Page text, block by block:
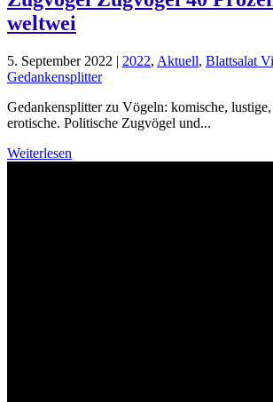
weltwei
5. September 2022 | 2022, Aktuell, Blattsalat
Gedankensplitter
Gedankensplitter zu Vögeln: komische, lustige,
erotische. Politische Zugvögel und...
Weiterlesen